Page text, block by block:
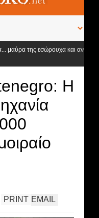
της εσώρουχα και ανέβασε τη
Η
EMAIL
PRINT